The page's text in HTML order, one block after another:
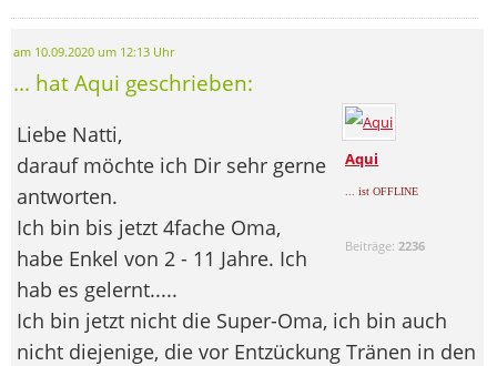
am 10.09.2020 um 12:13 Uhr
... hat Aqui geschrieben:
Aqui
... ist OFFLINE
Beiträge: 2236
Liebe Natti,
darauf möchte ich Dir sehr gerne
antworten.
Ich bin bis jetzt 4fache Oma,
habe Enkel von 2 - 11 Jahre. Ich
hab es gelernt.....
Ich bin jetzt nicht die Super-Oma, ich bin auch
nicht diejenige, die vor Entzückung Tränen in den